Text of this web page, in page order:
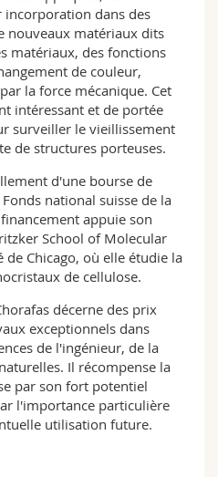
incorporation dans des
nouveaux matériaux dits
matériaux, des fonctions
de couleur,
la force mécanique. Cet
intéressant et de portée
surveiller le vieillissement
de structures porteuses.
d'une bourse de
national suisse de la
appuie son
School of Molecular
Chicago, où elle étudie la
de cellulose.
décerne des prix
exceptionnels dans
de l'ingénieur, de la
Il récompense la
par son fort potentiel
l'importance particulière
utilisation future.